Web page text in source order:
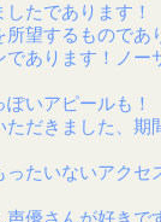
したであります！
望するものであ
あります！ノー
いアピールも！
だきました、期
たいないアクセ
声優さんが好き